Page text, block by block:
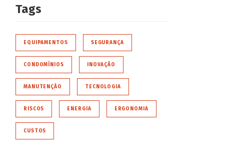
Tags
EQUIPAMENTOS SEGURANÇA
CONDOMÍNIOS INOVAÇÃO
MANUTENÇÃO TECNOLOGIA
RISCOS ENERGIA ERGONOMIA
CUSTOS